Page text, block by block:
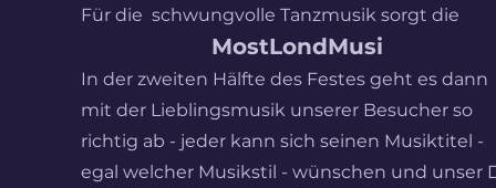
Für die schwungvolle Tanzmusik sorgt die
MostLondMusi
In der zweiten Hälfte des Festes geht es dann
mit der Lieblingsmusik unserer Besucher so
richtig ab - jeder kann sich seinen Musiktitel -
egal welcher Musikstil - wünschen und unser